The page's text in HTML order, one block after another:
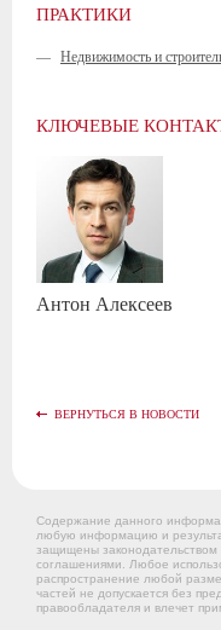
ПРАКТИКИ
— Недвижимость и
КЛЮЧЕВЫЕ
Антон Алексеев
ВЕРНУТЬСЯ В НОВОСТИ
Содержание данного
любую информацию и
защищены
соглашениями. Любое
распространение любой
частей не допускается без
правообладателя и влечет